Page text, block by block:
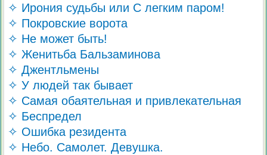
✧ Ирония судьбы или С легким паром!
✧ Покровские ворота
✧ Не может быть!
✧ Женитьба Бальзаминова
✧ Джентльмены
✧ У людей так бывает
✧ Самая обаятельная и привлекательная
✧ Беспредел
✧ Ошибка резидента
✧ Небо. Самолет. Девушка.